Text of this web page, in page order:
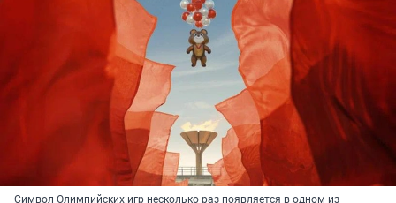
Символ Олимпийских игр несколько раз появляется в одном из